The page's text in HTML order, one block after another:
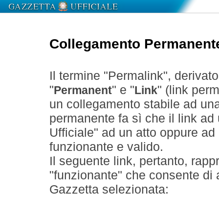
Collegamento
Il termine "Permalink",
" Permanent" e " Link" (link
un collegamento stabile ad
permanente fa sì che il link
Ufficiale" ad un atto oppure
funzionante e valido.
Il seguente link, pertanto,
"funzionante" che consente
Gazzetta selezionata: